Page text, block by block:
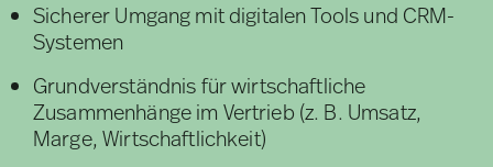
Sicherer Umgang mit digitalen Tools und CRM-
Systemen
Grundverständnis für wirtschaftliche
Zusammenhänge im Vertrieb (z. B. Umsatz,
Marge, Wirtschaftlichkeit)